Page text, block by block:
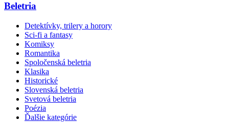
Beletria
Detektívky, trilery a horory
Sci-fi a fantasy
Komiksy
Romantika
Spoločenská beletria
Klasika
Historické
Slovenská beletria
Svetová beletria
Poézia
Ďalšie kategórie